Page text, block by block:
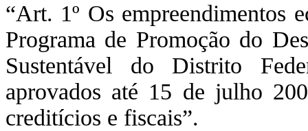
“Art. 1º Os empreendimentos
Programa de Promoção do
Sustentável do Distrito
aprovados até 15 de julho
creditícios e fiscais”.